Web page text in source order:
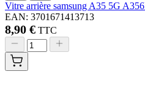
Vitre arrière samsung A35 5G
EAN: 3701671413713
8,90 € TTC